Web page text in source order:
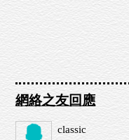
網絡之友回應
classic